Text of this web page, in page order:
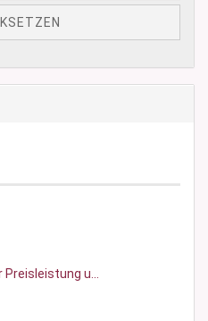
u...